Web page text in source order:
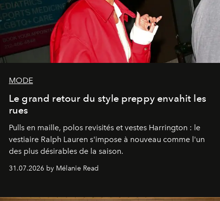
MODE
Le grand retour du style preppy envahit les
rues
Pulls en maille, polos revisités et vestes Harrington : le
vestiaire Ralph Lauren s'impose à nouveau comme l'un
des plus désirables de la saison.
31.07.2026 by Mélanie Read